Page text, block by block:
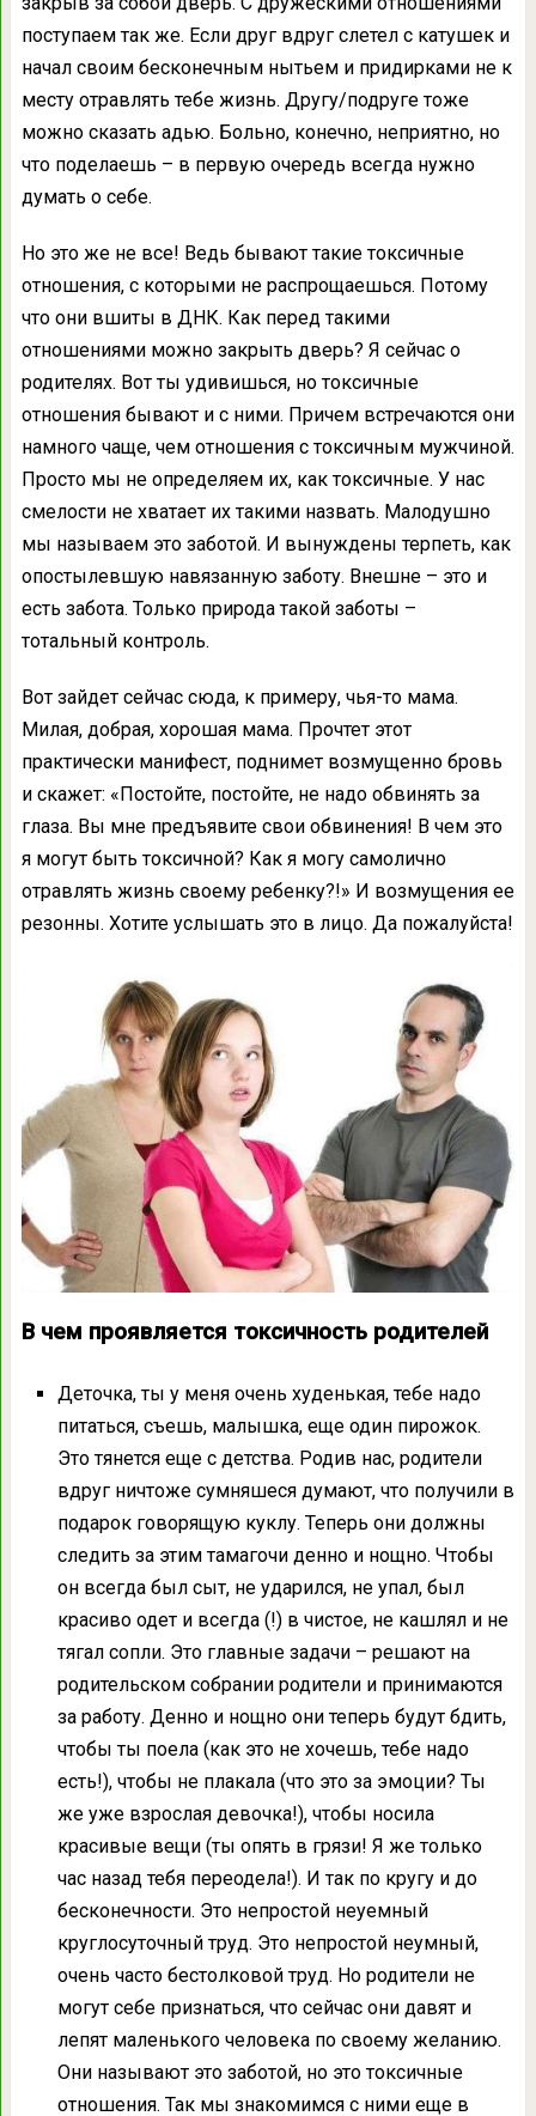
поступаем так же. Если друг вдруг слетел с катушек и
начал своим бесконечным нытьем и придирками не к
месту отравлять тебе жизнь. Другу/подруге тоже
можно сказать адью. Больно, конечно, неприятно, но
что поделаешь – в первую очередь всегда нужно
думать о себе.
Но это же не все! Ведь бывают такие токсичные
отношения, с которыми не распрощаешься. Потому
что они вшиты в ДНК. Как перед такими
отношениями можно закрыть дверь? Я сейчас о
родителях. Вот ты удивишься, но токсичные
отношения бывают и с ними. Причем встречаются они
намного чаще, чем отношения с токсичным мужчиной.
Просто мы не определяем их, как токсичные. У нас
смелости не хватает их такими назвать. Малодушно
мы называем это заботой. И вынуждены терпеть, как
опостылевшую навязанную заботу. Внешне – это и
есть забота. Только природа такой заботы –
тотальный контроль.
Вот зайдет сейчас сюда, к примеру, чья-то мама.
Милая, добрая, хорошая мама. Прочтет этот
практически манифест, поднимет возмущенно бровь
и скажет: «Постойте, постойте, не надо обвинять за
глаза. Вы мне предъявите свои обвинения! В чем это
я могут быть токсичной? Как я могу самолично
отравлять жизнь своему ребенку?!» И возмущения ее
резонны. Хотите услышать это в лицо. Да пожалуйста!
В чем проявляется токсичность родителей
Деточка, ты у меня очень худенькая, тебе надо
питаться, съешь, малышка, еще один пирожок.
Это тянется еще с детства. Родив нас, родители
вдруг ничтоже сумняшеся думают, что получили в
подарок говорящую куклу. Теперь они должны
следить за этим тамагочи денно и нощно. Чтобы
он всегда был сыт, не ударился, не упал, был
красиво одет и всегда (!) в чистое, не кашлял и не
тягал сопли. Это главные задачи – решают на
родительском собрании родители и принимаются
за работу. Денно и нощно они теперь будут бдить,
чтобы ты поела (как это не хочешь, тебе надо
есть!), чтобы не плакала (что это за эмоции? Ты
же уже взрослая девочка!), чтобы носила
красивые вещи (ты опять в грязи! Я же только
час назад тебя переодела!). И так по кругу и до
бесконечности. Это непростой неуемный
круглосуточный труд. Это непростой неумный,
очень часто бестолковой труд. Но родители не
могут себе признаться, что сейчас они давят и
лепят маленького человека по своему желанию.
Они называют это заботой, но это токсичные
отношения. Так мы знакомимся с ними еще в